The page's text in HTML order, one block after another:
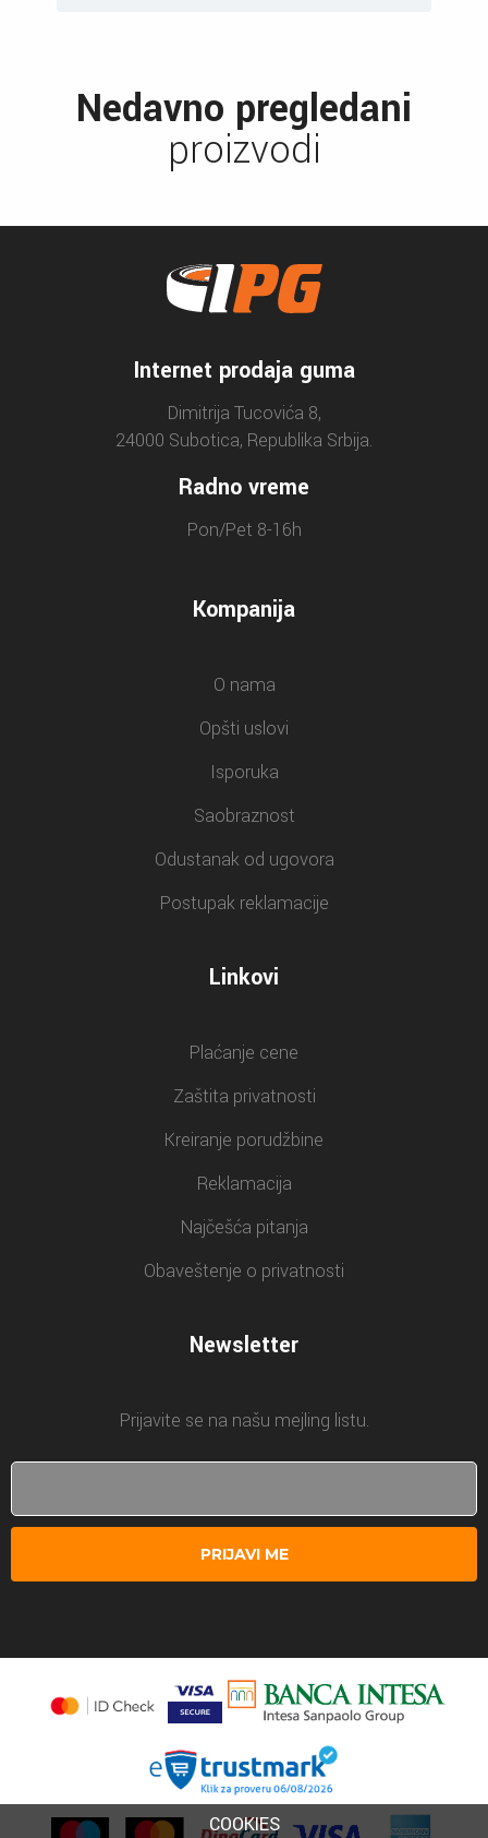
Nedavno pregledani
proizvodi
Internet prodaja guma
Dimitrija Tucovića 8,
24000 Subotica, Republika Srbija.
Radno vreme
Pon/Pet 8-16h
Kompanija
O nama
Opšti uslovi
Isporuka
Saobraznost
Odustanak od ugovora
Postupak reklamacije
Linkovi
Plaćanje cene
Zaštita privatnosti
Kreiranje porudžbine
Reklamacija
Najčešća pitanja
Obaveštenje o privatnosti
Newsletter
Prijavite se na našu mejling listu.
PRIJAVI ME
COOKIES